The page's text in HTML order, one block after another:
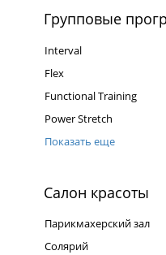
Групповые
Interval
Flex
Functional Training
Power Stretch
Показать еще
Салон красоты
Парикмахерский зал
Солярий